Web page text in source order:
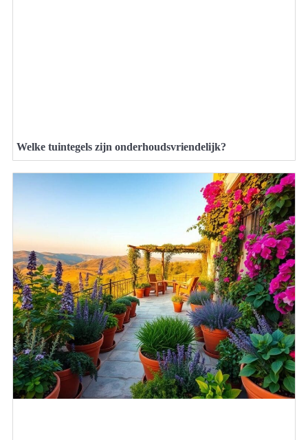
Welke tuintegels zijn onderhoudsvriendelijk?